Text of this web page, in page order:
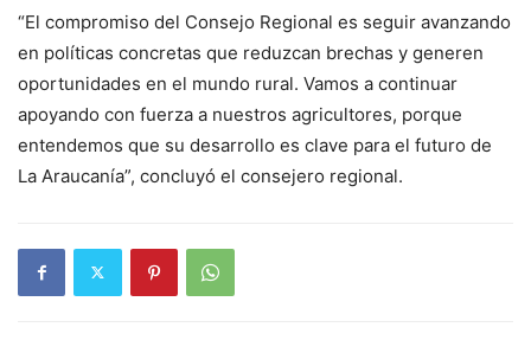
“El compromiso del Consejo Regional es seguir avanzando
en políticas concretas que reduzcan brechas y generen
oportunidades en el mundo rural. Vamos a continuar
apoyando con fuerza a nuestros agricultores, porque
entendemos que su desarrollo es clave para el futuro de
La Araucanía”, concluyó el consejero regional.